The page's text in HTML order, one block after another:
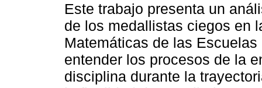
Este trabajo presenta un
de los medallistas ciegos en
Matemáticas de las
entender los procesos de la
disciplina durante la